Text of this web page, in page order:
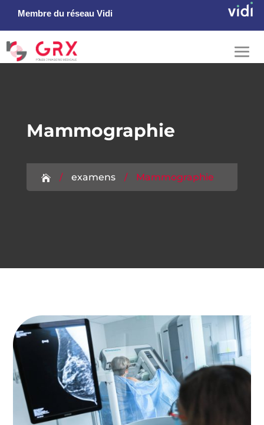
Membre du réseau Vidi
Mammographie
 / examens / Mammographie